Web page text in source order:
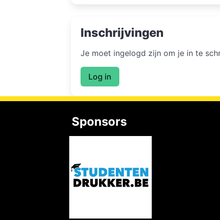
Inschrijvingen
Je moet ingelogd zijn om je in te
Log in
Sponsors